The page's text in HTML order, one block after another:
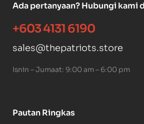
Ada pertanyaan? Hubungi kami
+603 4131 6190
sales@thepatriots.store
Isnin – Jumaat: 9:00 am – 6:00 pm
Pautan Ringkas